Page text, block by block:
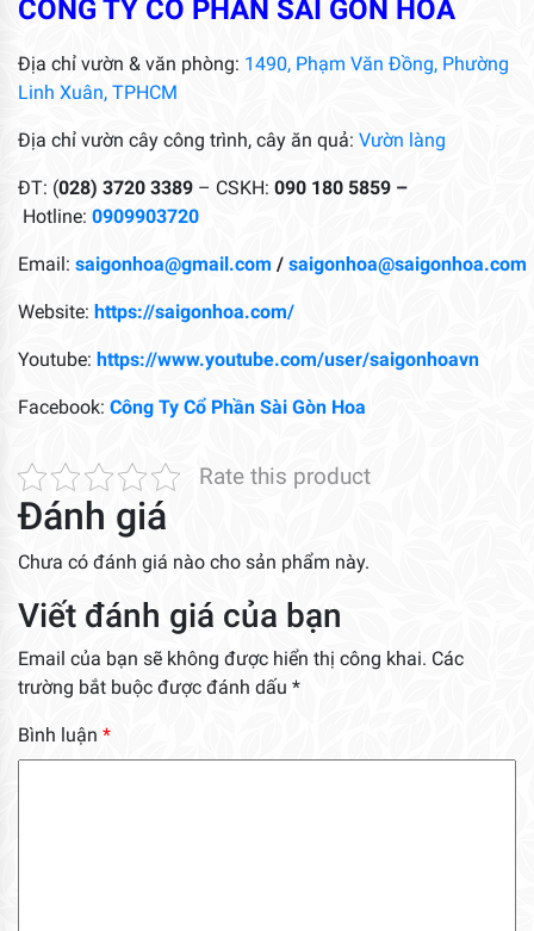
CÔNG TY CỔ PHẦN SÀI GÒN HOA
Địa chỉ vườn & văn phòng: 1490, Phạm Văn Đồng, Phường
Linh Xuân, TPHCM
Địa chỉ vườn cây công trình, cây ăn quả: Vườn làng
ĐT: (028) 3720 3389 – CSKH: 090 180 5859 –
Hotline: 0909903720
Email: saigonhoa@gmail.com / saigonhoa@saigonhoa.com
Website: https://saigonhoa.com/
Youtube: https://www.youtube.com/user/saigonhoavn
Facebook: Công Ty Cổ Phần Sài Gòn Hoa
Rate this product
Đánh giá
Chưa có đánh giá nào cho sản phẩm này.
Viết đánh giá của bạn
Email của bạn sẽ không được hiển thị công khai. Các
trường bắt buộc được đánh dấu *
Bình luận *